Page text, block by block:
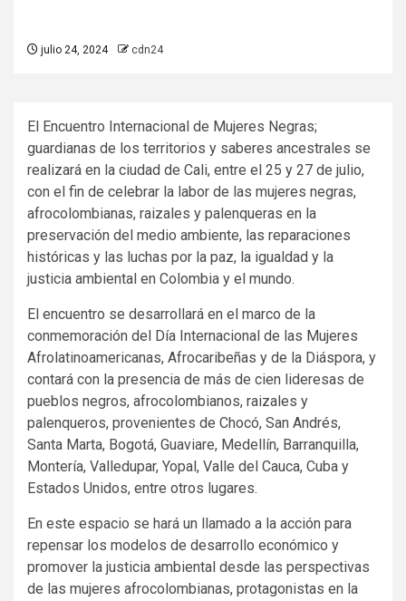
julio 24, 2024 cdn24
El Encuentro Internacional de Mujeres Negras;
guardianas de los territorios y saberes ancestrales se
realizará en la ciudad de Cali, entre el 25 y 27 de julio,
con el fin de celebrar la labor de las mujeres negras,
afrocolombianas, raizales y palenqueras en la
preservación del medio ambiente, las reparaciones
históricas y las luchas por la paz, la igualdad y la
justicia ambiental en Colombia y el mundo.
El encuentro se desarrollará en el marco de la
conmemoración del Día Internacional de las Mujeres
Afrolatinoamericanas, Afrocaribeñas y de la Diáspora, y
contará con la presencia de más de cien lideresas de
pueblos negros, afrocolombianos, raizales y
palenqueros, provenientes de Chocó, San Andrés,
Santa Marta, Bogotá, Guaviare, Medellín, Barranquilla,
Montería, Valledupar, Yopal, Valle del Cauca, Cuba y
Estados Unidos, entre otros lugares.
En este espacio se hará un llamado a la acción para
repensar los modelos de desarrollo económico y
promover la justicia ambiental desde las perspectivas
de las mujeres afrocolombianas, protagonistas en la